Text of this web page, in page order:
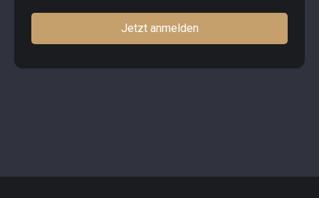
Jetzt anmelden